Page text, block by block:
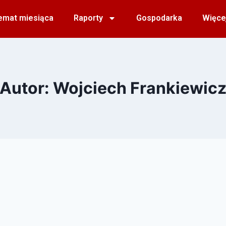
miesiąca Raporty Gospodarka
Autor: Wojciech Frankiewicz